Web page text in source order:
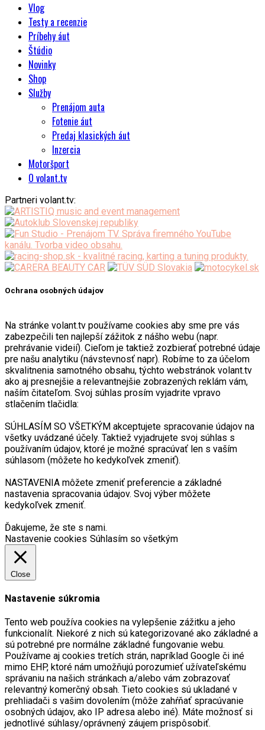
Vlog
Testy a recenzie
Príbehy áut
Štúdio
Novinky
Shop
Služby
Prenájom auta
Fotenie áut
Predaj klasických áut
Inzercia
Motoršport
O volant.tv
Partneri volant.tv:
Ochrana osobných údajov
Na stránke volant.tv používame cookies aby sme pre vás
zabezpečili ten najlepší zážitok z nášho webu (napr.
prehrávanie videií). Cieľom je taktiež zozbierať potrebné údaje
pre našu analytiku (návstevnosť napr). Robíme to za účelom
skvalitnenia samotného obsahu, týchto webstránok volant.tv
ako aj presnejšie a relevantnejšie zobrazených reklám vám,
naším čitateľom. Svoj súhlas prosím vyjadrite vpravo
stlačením tlačidla:
SÚHLASÍM SO VŠETKÝM akceptujete spracovanie údajov na
všetky uvádzané účely. Taktiež vyjadrujete svoj súhlas s
používaním údajov, ktoré je možné spracúvať len s vaším
súhlasom (môžete ho kedykoľvek zmeniť).
NASTAVENIA môžete zmeniť preferencie a základné
nastavenia spracovania údajov. Svoj výber môžete
kedykoľvek zmeniť.
Ďakujeme, že ste s nami.
Nastavenie cookies Súhlasím so všetkým
Close
Nastavenie súkromia
Tento web používa cookies na vylepšenie zážitku a jeho
funkcionalít. Niekoré z nich sú kategorizované ako základné a
sú potrebné pre normálne základné fungovanie webu.
Používame aj cookies tretích strán, napríklad Google či iné
mimo EHP, ktoré nám umožňujú porozumieť užívateľskému
správaniu na našich stránkach a/alebo vám zobrazovať
relevantný komerčný obsah. Tieto cookies sú ukladané v
prehliadači s vašim dovolením (môže zahŕňať spracúvanie
osobných údajov, ako IP adresa alebo iné). Máte možnosť si
jednotlivé súhlasy/oprávnený záujem prispôsobiť.